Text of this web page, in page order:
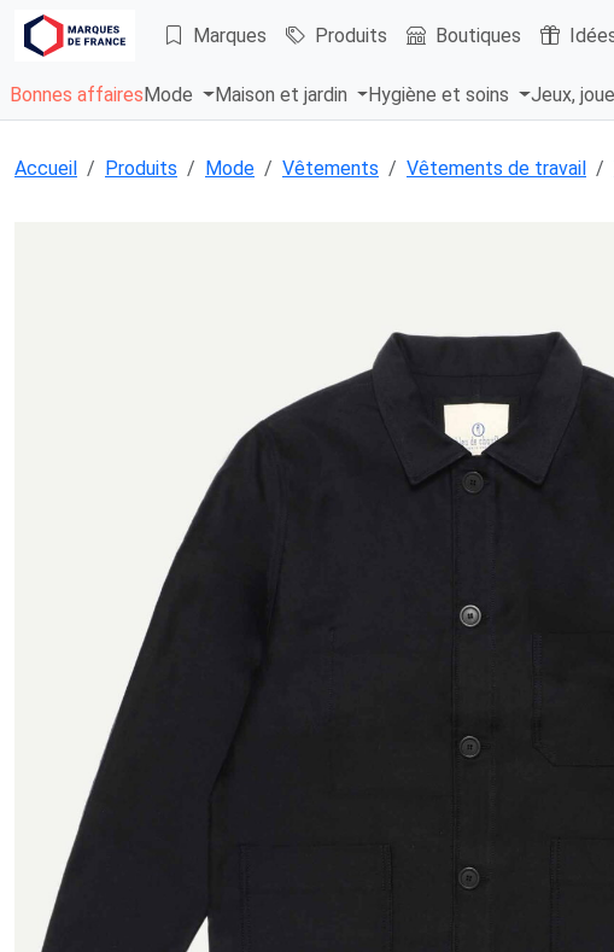
Marques Produits Boutiques
Bonnes affaires Mode Maison et jardin Hygiène et soins Jeux,
Accueil Produits Mode Vêtements Vêtements de travail